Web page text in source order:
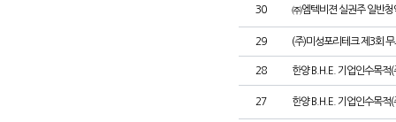
30 ㈜엠텍비젼 실권주 일반청
29 (주)미성포리테크 제3회
28 한양 B.H.E. 기업인수목적
27 한양 B.H.E. 기업인수목